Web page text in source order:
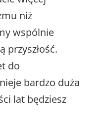
niż
wspólnie
przyszłość.
do
bardzo duża
lat będziesz